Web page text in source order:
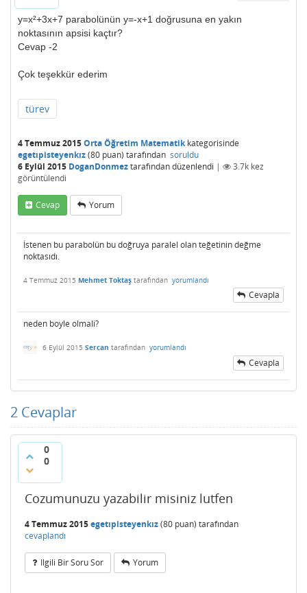
y=x²+3x+7 parabolünün y=-x+1 doğrusuna en yakın
noktasının apsisi kaçtır?
Cevap -2
Çok teşekkür ederim
türev
4 Temmuz 2015Orta Öğretim Matematikkategorisinde
egetıpisteyenkız(80 puan) tarafından soruldu
6 Eylül 2015 DoganDonmeztarafındandüzenlendi | 3.7k kez
görüntülendi
Cevap Yorum
İstenen bu parabolün bu doğruya paralel olan teğetinin değme
noktasıdı.
4 Temmuz 2015 Mehmet Toktaş tarafından yorumlandı
Cevapla
neden boyle olmali?
6 Eylül 2015 Sercan tarafından yorumlandı
Cevapla
2 Cevaplar
0
0
Cozumunuzu yazabilir misiniz lutfen
4 Temmuz 2015egetıpisteyenkız(80 puan) tarafından
cevaplandı
Ilgili Bir Soru Sor Yorum